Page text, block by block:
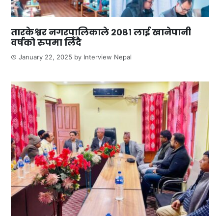
तारकेश्वर नगरपालिकाले २०८१ लाई खानेपानी
वर्षको रुपमा लिँदै
January 22, 2025 by Interview Nepal